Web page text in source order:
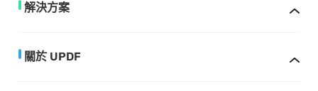
解決方案
關於 UPDF